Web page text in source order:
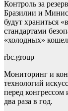
Контроль за
Бразилии и
будут храниться
стандартами
«холодных»
rbc.group
Мониторинг и
технологий
перед конгрессом
два раза в год.